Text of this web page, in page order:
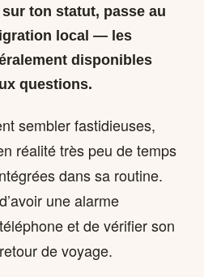
ton statut, passe au
local — les
disponibles
questions.
sembler fastidieuses,
réalité très peu de temps
dans sa routine.
une alarme
et de vérifier son
de voyage.